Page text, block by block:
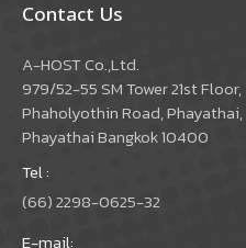
Contact Us
A-HOST Co.,Ltd.
979/52-55 SM Tower 21st Floor,
Phaholyothin Road, Phayathai,
Phayathai Bangkok 10400
Tel :
(66) 2298-0625-32
E-mail: